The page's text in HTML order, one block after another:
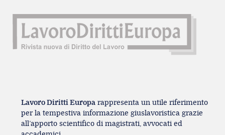
Lavoro Diritti Europa rappresenta un utile riferimento
per la tempestiva informazione giuslavoristica grazie
all’apporto scientifico di magistrati, avvocati ed